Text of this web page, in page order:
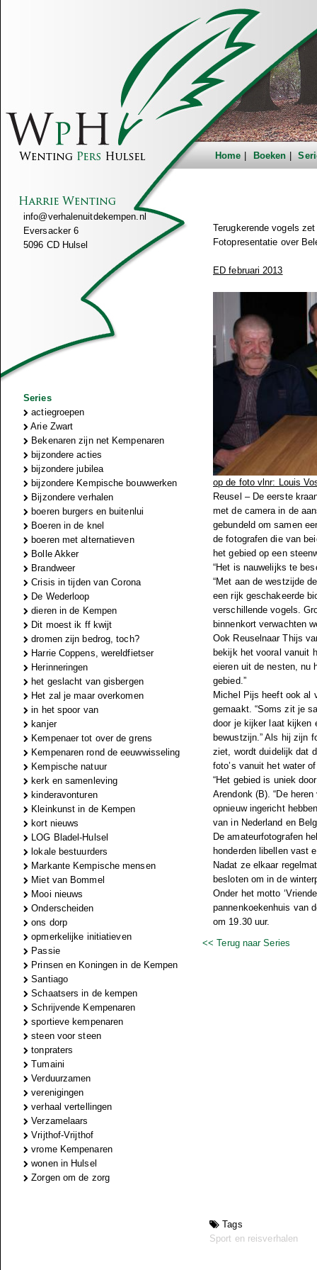
Home Boeken
info@verhalenuitdekempen.nl
Eversacker 6
5096 CD Hulsel
Series
actiegroepen
Arie Zwart
Bekenaren zijn net Kempenaren
bijzondere acties
bijzondere jubilea
bijzondere Kempische bouwwerken
Bijzondere verhalen
boeren burgers en buitenlui
Boeren in de knel
boeren met alternatieven
Bolle Akker
Brandweer
Crisis in tijden van Corona
De Wederloop
dieren in de Kempen
Dit moest ik ff kwijt
dromen zijn bedrog, toch?
Harrie Coppens, wereldfietser
Herinneringen
het geslacht van gisbergen
Het zal je maar overkomen
in het spoor van
kanjer
Kempenaer tot over de grens
Kempenaren rond de eeuwwisseling
Kempische natuur
kerk en samenleving
kinderavonturen
Kleinkunst in de Kempen
kort nieuws
LOG Bladel-Hulsel
lokale bestuurders
Markante Kempische mensen
Miet van Bommel
Mooi nieuws
Onderscheiden
ons dorp
opmerkelijke initiatieven
Passie
Prinsen en Koningen in de Kempen
Santiago
Schaatsers in de kempen
Schrijvende Kempenaren
sportieve kempenaren
steen voor steen
tonpraters
Tumaini
Verduurzamen
verenigingen
verhaal vertellingen
Verzamelaars
Vrijthof-Vrijthof
vrome Kempenaren
wonen in Hulsel
Zorgen om de zorg
Terugkerende vogels
Fotopresentatie over
ED februari 2013
op de foto vlnr: Louis
Reusel – De eerste
met de camera in de
gebundeld om samen
de fotografen die van
het gebied op een
“Het is nauwelijks te
“Met aan de westzijde
een rijk geschakeerde
verschillende vogels.
binnenkort verwachten
Ook Reuselnaar Thijs
bekijk het vooral vanuit
eieren uit de nesten, nu
gebied.”
Michel Pijs heeft ook al
gemaakt. “Soms zit je
door je kijker laat kijken
bewustzijn.” Als hij zijn
ziet, wordt duidelijk dat
foto’s vanuit het water
“Het gebied is uniek
Arendonk (B). “De
opnieuw ingericht
van in Nederland en
De amateurfotografen
honderden libellen vast
Nadat ze elkaar
besloten om in de
Onder het motto
pannenkoekenhuis van
om 19.30 uur.
<< Terug naar Series
Tags
Sport en reisverhalen